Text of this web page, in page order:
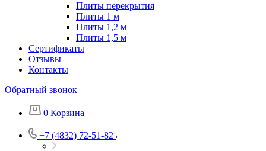
Плиты перекрытия
Плиты 1 м
Плиты 1,2 м
Плиты 1,5 м
Сертификаты
Отзывы
Контакты
Обратный звонок
0 Корзина
+7 (4832) 72-51-82